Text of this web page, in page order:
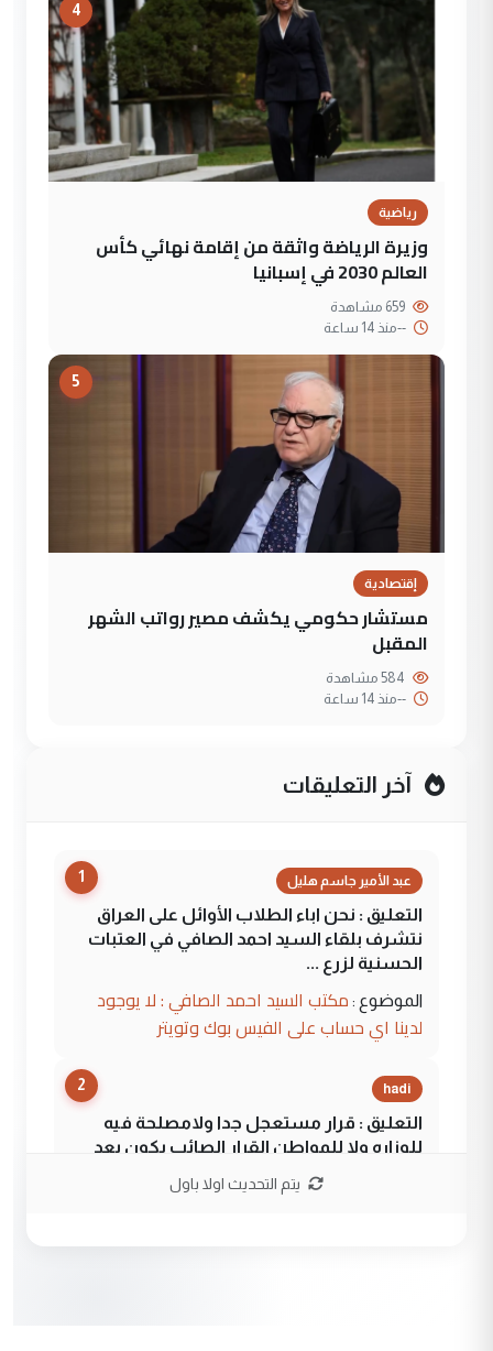
4
رياضية
وزيرة الرياضة واثقة من إقامة نهائي كأس
العالم 2030 في إسبانيا
--منذ 14 ساعة
5
إقتصادية
مستشار حكومي يكشف مصير رواتب الشهر
المقبل
--منذ 14 ساعة
آخر التعليقات
1 عبد الأمير جاسم هليل
التعليق : نحن اباء الطلاب الأوائل على العراق
نتشرف بلقاء السيد احمد الصافي في العتبات
الحسنية لزرع ...
الموضوع : مكتب السيد احمد الصافي : لا يوجود
لدينا اي حساب على الفيس بوك وتويتر
2 hadi
التعليق : قرار مستعجل جدا ولامصلحة فيه
للوزاره ولا للمواطن القرار الصائب يكون بعد
يتم التحديث اولا باول